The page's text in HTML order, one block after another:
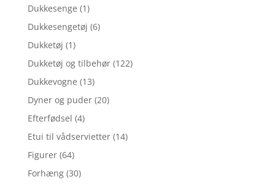
Dukkesenge (1)
Dukkesengetøj (6)
Dukketøj (1)
Dukketøj og tilbehør (122)
Dukkevogne (13)
Dyner og puder (20)
Efterfødsel (4)
Etui til vådservietter (14)
Figurer (64)
Forhæng (30)